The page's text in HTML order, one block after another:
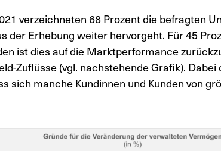
verzeichneten 68 Prozent die befragten
der Erhebung weiter hervorgeht. Für 45
ist dies auf die Marktperformance
Zuflüsse (vgl. nachstehende Grafik).
sich manche Kundinnen und Kunden von